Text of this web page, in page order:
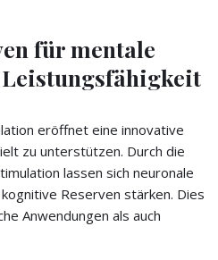
für mentale
eröffnet eine innovative
zu unterstützen. Durch die
lassen sich neuronale
Reserven stärken. Dies
Anwendungen als auch